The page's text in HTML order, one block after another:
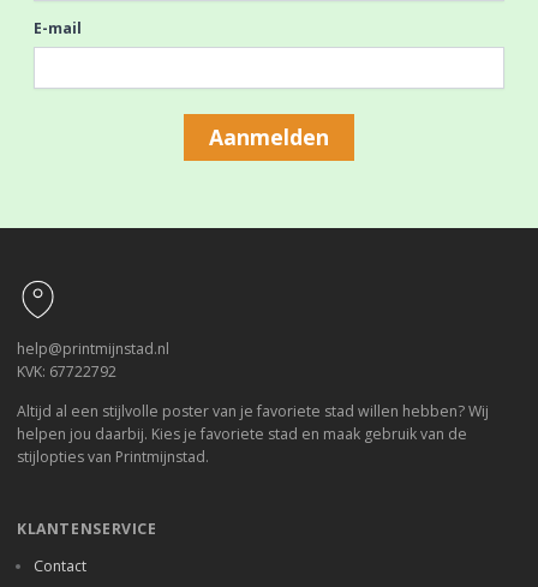
E-mail
Aanmelden
help@printmijnstad.nl
KVK: 67722792
Altijd al een stijlvolle poster van je favoriete stad willen hebben? Wij
helpen jou daarbij. Kies je favoriete stad en maak gebruik van de
stijlopties van Printmijnstad.
KLANTENSERVICE
Contact